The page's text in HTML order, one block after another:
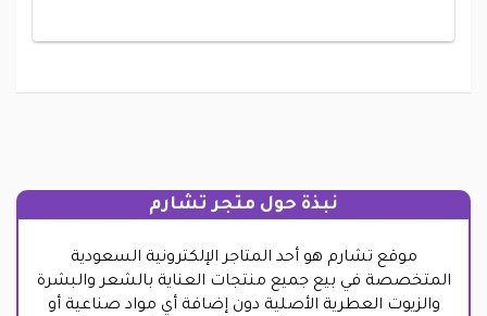
نبذة حول متجر تشارم
موقع تشارم هو أحد المتاجر الإلكترونية السعودية
المتخصصة في بيع جميع منتجات العناية بالشعر والبشرة
والزيوت العطرية الأصلية دون إضافة أي مواد صناعية أو